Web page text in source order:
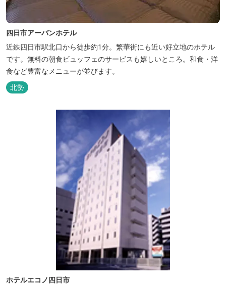
四日市アーバンホテル
近鉄四日市駅北口から徒歩約1分。繁華街にも近い好立地のホテル
です。無料の朝食ビュッフェのサービスも嬉しいところ。和食・洋
食など豊富なメニューが並びます。
北勢
ホテルエコノ四日市